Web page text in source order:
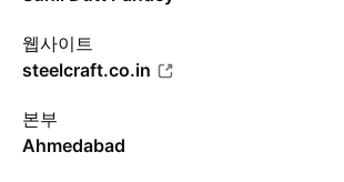
웹사이트
steelcraft.co.in
본부
Ahmedabad